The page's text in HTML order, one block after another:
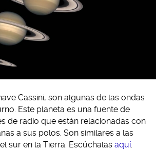
Cassini, son algunas de las ondas
Este planeta es una fuente de
de radio que están relacionadas con
a sus polos. Son similares a las
sur en la Tierra. Escúchalas aquí.